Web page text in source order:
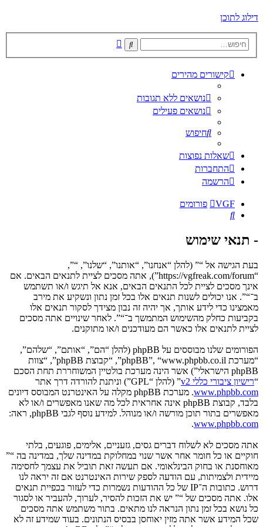
דילוג לתוכן
חיפוש
קישורים מהירים
נושאים ללא תגובות
נושאים פעילים
חיפוש
שאלות נפוצות
התחברות
הרשמה
VGF
פורומים
חיפוש
- תנאי שימוש
בעת הגישה אל “” (להלן “אנחנו”, “אותנו”, “שלנו”, “”,
“https://vgfreak.com/forum”), אתה מסכים לציית לתנאים הבאים. אם
אינך מסכים לציית לכל התנאים הבאים, אנא אל תיגש ו/או תשתמש
ב־“”. אנו יכולים לשנות תנאים אלו בכל זמן נתון ונשקיע את מירב
מאמצינו כדי לידע אותך, אך יהיה זה נבון מצידך לסקור תנאים אלו
בקביעות כחלק מהשימוש המתמשך ב־“”. לאחר שינויים אתה מסכים
לציית לתנאים אלו כאשר הם מעודכנים ו/או מתוקנים.
הפורומים שלנו מבוססים על phpBB (להלן “הם”, “אותם”, “שלהם”,
“מערכת phpBB”, “www.phpbb.co.il”, “קבוצת phpBB”, “צוות
phpBB הישראלי”) אשר הינה מערכת בולטיין המשוחררת תחת הסכם
“רישיון ציבורי כללי v2
” (להלן “GPL”) וניתנת להורדה דרך אתר
www.phpbb.com
. מערכת phpBB מקלה על האינטרנט המבוסס דיונים
בלבד, קבוצת phpBB אינה אחראית לכל מה שאנו מאפשרים ו/או לא
מאפשרים בתור תוכן מורשה ו/או מנוהל. למידע נוסף לגבי phpBB, ראה:
www.phpbb.com
.
אתה מסכים לא לשלוח דברים גסים, גזעניים, אלימים, פוגעים, בלתי
חוקיים או כל חומר אחר אשר שנוי במחלוקת במדינה שלך, במדינה בה “”
מאוחסנת או בחוק הבינלאומי. אם תעשה זאת תוביל את עצמך לחסימה
מיידית ולצמיתות, עם הודעה לספק שירות האינטרנט אם זה יראה לנו
דרוש. כתובות ה־IP של כל ההודעות נשמרות כדי לעזור בכפיית תנאים
אלו. אתה מסכים של “” יש את הזכות להסיר, לערוך, להעביר או לסגור
כל נושא בכל זמן נתון הנראה לנו מתאים. בתור משתמש אתה מסכים
שכל המידע אשר אתה מזין יאוחסן בבסיס הנתונים. בעוד שמידע זה לא